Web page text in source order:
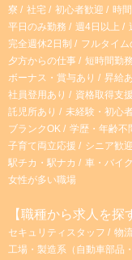
寮 社宅 初心者歓迎 時
平日のみ勤務
週4日以上
完全週休2日制
フルタイ
夕方からの仕事
短時間勤務
ボーナス・賞与あり
昇給
社員登用あり
資格取得支
託児所あり
未経験・初心
ブランクOK
学歴・年齢不
子育て両立応援
シニア歓迎
駅チカ・駅ナカ
車・バイ
女性が多い職場
【職種から求人を探
セキュリティスタッフ
物
工場・製造系（自動車部品